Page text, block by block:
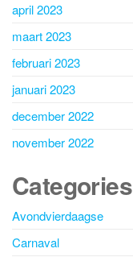
april 2023
maart 2023
februari 2023
januari 2023
december 2022
november 2022
Categories
Avondvierdaagse
Carnaval